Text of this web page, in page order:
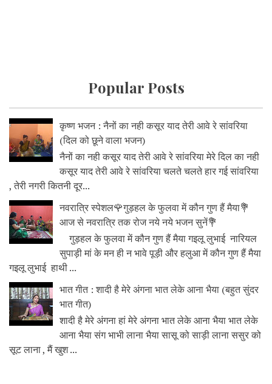
Popular Posts
कृष्ण भजन : नैनों का नही कसूर याद तेरी आवे रे सांवरिया
(दिल को छूने वाला भजन)
नैनों का नही कसूर याद तेरी आवे रे सांवरिया मेरे दिल का नही
कसूर याद तेरी आवे रे सांवरिया चलते चलते हार गई सांवरिया
, तेरी नगरी कितनी दूर...
नवरात्रि स्पेशल🌹गुड़हल के फुलवा में कौन गुण हैं मैया💐
आज से नवरात्रि तक रोज नये नये भजन सुनें💐
गुड़हल के फुलवा में कौन गुण हैं मैया गइलू लुभाई नारियल
सुपाड़ी मां के मन ही न भावे पूड़ी और हलुआ में कौन गुण हैं मैया
गइलू लुभाई हाथी ...
भात गीत : शादी है मेरे अंगना भात लेके आना भैया (बहुत सुंदर
भात गीत)
शादी है मेरे अंगना हां मेरे अंगना भात लेके आना भैया भात लेके
आना भैया संग भाभी लाना भैया सासू को साड़ी लाना ससुर को
सूट लाना , मैं खुश ...